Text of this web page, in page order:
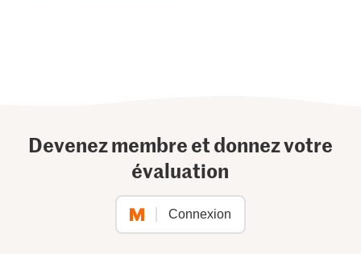
Devenez membre et donnez votre
évaluation
Connexion